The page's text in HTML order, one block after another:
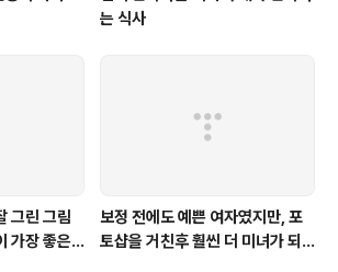
는 식사
그린 그림
가장 좋은
보정 전에도 예쁜 여자였지만, 포
토샵을 거친후 훨씬 더 미녀가 되